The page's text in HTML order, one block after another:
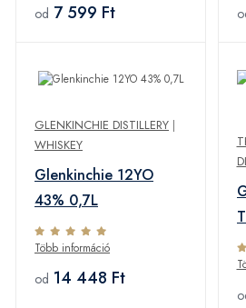
od 7 599 Ft
GLENKINCHIE DISTILLERY |
WHISKEY
Glenkinchie 12YO
43% 0,7L
Több információ
od 14 448 Ft